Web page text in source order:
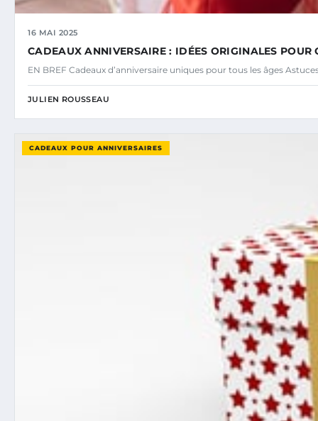
16 MAI 2025
CADEAUX ANNIVERSAIRE : IDÉES ORIGINALES POUR
EN BREF Cadeaux d’anniversaire uniques pour tous les âges
JULIEN ROUSSEAU
CADEAUX POUR ANNIVERSAIRES